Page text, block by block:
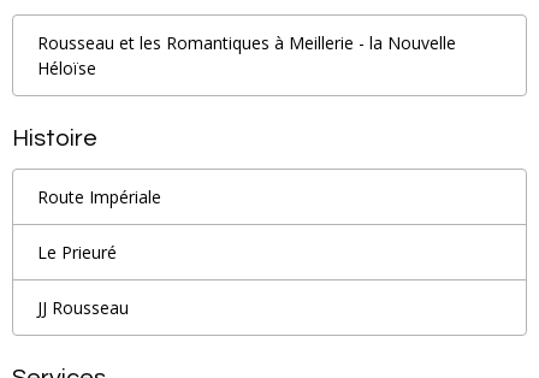
Rousseau et les Romantiques à Meillerie - la Nouvelle
Héloïse
Histoire
Route Impériale
Le Prieuré
JJ Rousseau